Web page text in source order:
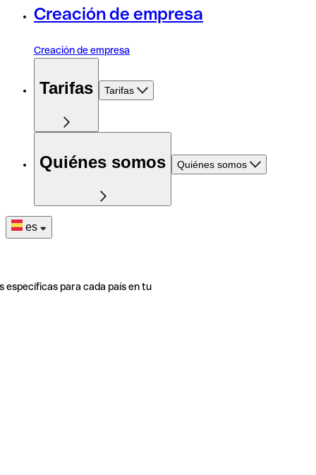
Creación de empresa
Creación de empresa
Tarifas Tarifas
Quiénes somos Quiénes somos
es
específicas para cada país en tu